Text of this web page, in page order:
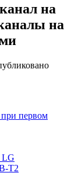
на
на
первом
LG
T2